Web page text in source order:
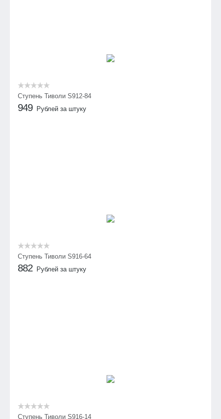
Ступень Тиволи S912-84
949 Рублей за штуку
Ступень Тиволи S916-64
882 Рублей за штуку
Ступень Тиволи S916-14